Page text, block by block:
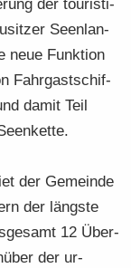
der tou­ris­ti­
Se­en­lan­
neue Funk­ti­on
Fahr­gast­schif­
damit Teil
der Ge­mein­de
der längs­te
12 Über­
der ur­